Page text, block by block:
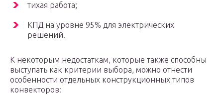
тихая работа;
КПД на уровне 95% для электрических
решений.
К некоторым недостаткам, которые также способны
выступать как критерии выбора, можно отнести
особенности отдельных конструкционных типов
конвекторов: